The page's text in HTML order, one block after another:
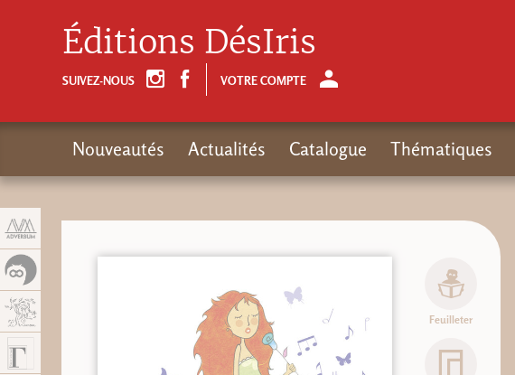
Feuilleter
Éditions DésIris
SUIVEZ-NOUS VOTRE COMPTE
Nouveautés Actualités Catalogue Thématiques